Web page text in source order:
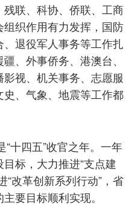
联、科协、侨联、工商
织作用有力发挥，国防
退役军人事务等工作扎
、外事侨务、港澳台、
视、机关事务、志愿服
、气象、地震等工作都
十四五”收官之年。一年
标，大力推进“支点建
“改革创新系列行动”，省
要目标顺利实现。